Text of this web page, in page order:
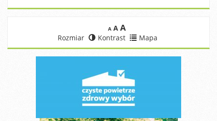
A A A
Rozmiar Kontrast Mapa